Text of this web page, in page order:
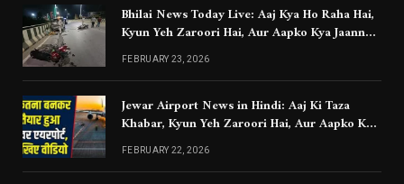
Bhilai News Today Live: Aaj Kya Ho Raha Hai,
Kyun Yeh Zaroori Hai, Aur Aapko Kya Jaanna
Chahiye
FEBRUARY 23, 2026
Jewar Airport News in Hindi: Aaj Ki Taza
Khabar, Kyun Yeh Zaroori Hai, Aur Aapko Kya
Jaanna Chahiye
FEBRUARY 22, 2026